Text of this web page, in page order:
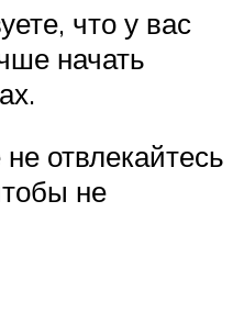
что у вас
начать
отвлекайтесь
не